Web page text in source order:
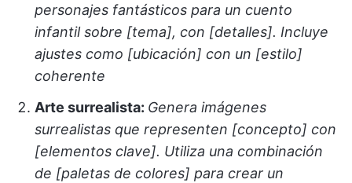
personajes fantásticos para un cuento
infantil sobre [tema], con [detalles]. Incluye
ajustes como [ubicación] con un [estilo]
coherente
Arte surrealista: Genera imágenes
surrealistas que representen [concepto] con
[elementos clave]. Utiliza una combinación
de [paletas de colores] para crear un